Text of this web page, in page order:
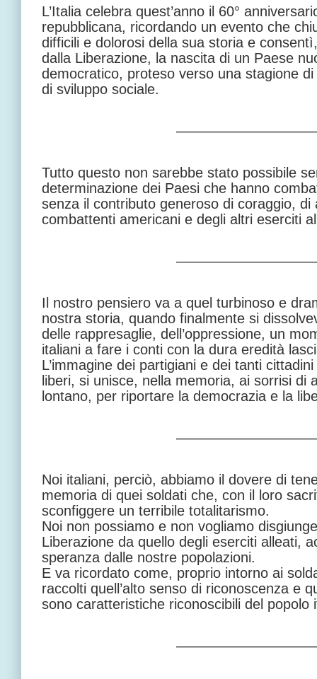
L’Italia celebra quest’anno il 60°
repubblicana, ricordando un evento che
difficili e dolorosi della sua storia e
dalla Liberazione, la nascita di un Paese
democratico, proteso verso una stagione
di sviluppo sociale.
Tutto questo non sarebbe stato possibile
determinazione dei Paesi che hanno
senza il contributo generoso di coraggio,
combattenti americani e degli altri eserciti
Il nostro pensiero va a quel turbinoso e
nostra storia, quando finalmente si
delle rappresaglie, dell’oppressione, un
italiani a fare i conti con la dura eredità
L’immagine dei partigiani e dei tanti
liberi, si unisce, nella memoria, ai sorrisi di
lontano, per riportare la democrazia e la
Noi italiani, perciò, abbiamo il dovere di
memoria di quei soldati che, con il loro
sconfiggere un terribile totalitarismo.
Noi non possiamo e non vogliamo
Liberazione da quello degli eserciti alleati,
speranza dalle nostre popolazioni.
E va ricordato come, proprio intorno ai
raccolti quell’alto senso di riconoscenza e
sono caratteristiche riconoscibili del popolo